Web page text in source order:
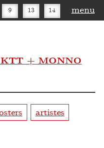
9 13 14 menu
+ MONNO
artistes